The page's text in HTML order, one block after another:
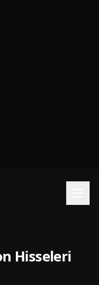
Hisseleri